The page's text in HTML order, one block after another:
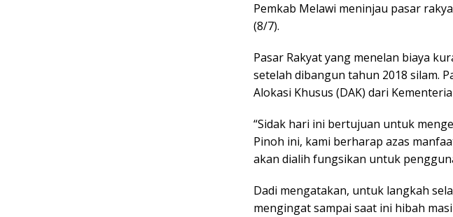
Pemkab Melawi meninjau pasar
(8/7).
Pasar Rakyat yang menelan biaya
setelah dibangun tahun 2018 silam.
Alokasi Khusus (DAK) dari
“Sidak hari ini bertujuan untuk
Pinoh ini, kami berharap azas
akan dialih fungsikan untuk
Dadi mengatakan, untuk langkah
mengingat sampai saat ini hibah